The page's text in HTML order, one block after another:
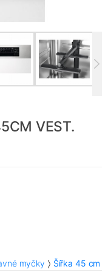
VEST.
myčky
Šířka 45 cm